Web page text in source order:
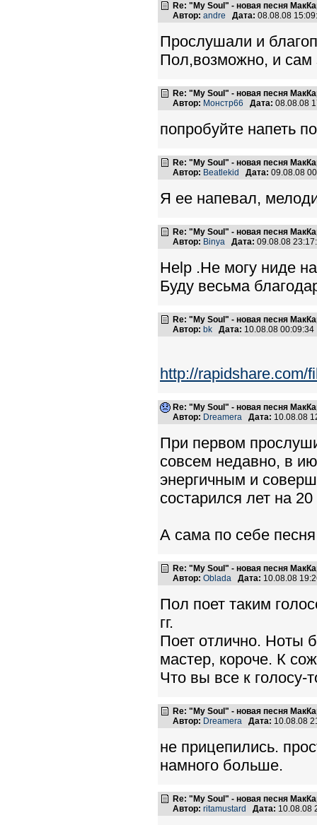
Re: "My Soul" - новая песня
Автор: andre Дата: 08.08.08
Прослушали и
Пол,возможно, и сам
Re: "My Soul" - новая песня
Автор: Монстр66 Дата: 08.08.08
попробуйте напеть
Re: "My Soul" - новая песня
Автор: Beatlekid Дата: 09.08.08
Я ее напевал,
Re: "My Soul" - новая песня
Автор: Binya Дата: 09.08.08
Help .Не могу ниде
Буду весьма
Re: "My Soul" - новая песня
Автор: bk Дата: 10.08.08
http://rapidshare.com/
Re: "My Soul" - новая песня
Автор: Dreamera Дата: 10.08.08
При первом
совсем недавно, в
энергичным и
состарился лет на
А сама по себе
Re: "My Soul" - новая песня
Автор: Oblada Дата: 10.08.08
Пол поет таким
гг.
Поет отлично. Ноты
мастер, короче. К
Что вы все к голосу-
Re: "My Soul" - новая песня
Автор: Dreamera Дата: 10.08.08
не прицепились.
намного больше.
Re: "My Soul" - новая песня
Автор: ritamustard Дата: